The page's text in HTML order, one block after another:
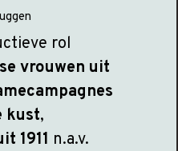
rol
vrouwen uit
kust,
1911 n.a.v.